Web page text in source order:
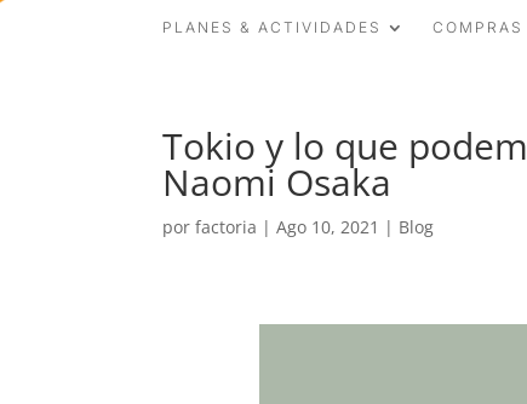
PLANES & ACTIVIDADES COMPRAS
Tokio y lo que
Naomi Osaka
porfactoria |Ago 10, 2021 | Blog